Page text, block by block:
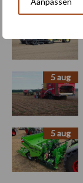
Sidebar
5 aug
5 aug